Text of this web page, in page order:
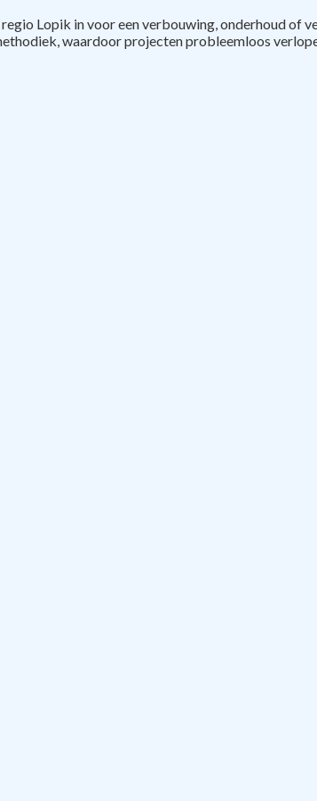
Lopik in voor een verbouwing, onderhoud of
waardoor projecten probleemloos